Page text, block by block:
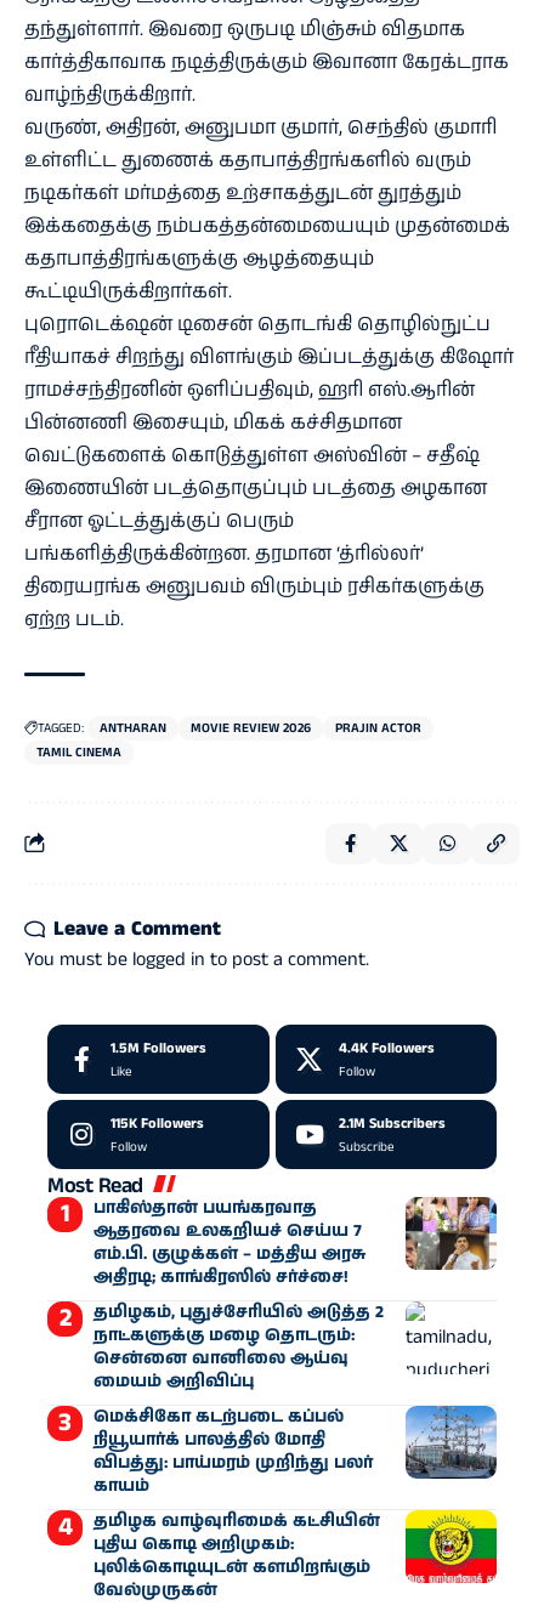
தந்துள்ளார். இவரை ஒருபடி மிஞ்சும் விதமாக
கார்த்திகாவாக நடித்திருக்கும் இவானா கேரக்டராக
வாழ்ந்திருக்கிறார்.
வருண், அதிரன், அனுபமா குமார், செந்தில் குமாரி
உள்ளிட்ட துணைக் கதாபாத்திரங்களில் வரும்
நடிகர்கள் மர்மத்தை உற்சாகத்துடன் துரத்தும்
இக்கதைக்கு நம்பகத்தன்மையையும் முதன்மைக்
கதாபாத்திரங்களுக்கு ஆழத்தையும்
கூட்டியிருக்கிறார்கள்.
புரொடெக்‌ஷன் டிசைன் தொடங்கி தொழில்நுட்ப
ரீதியாகச் சிறந்து விளங்கும் இப்படத்துக்கு கிஷோர்
ராமச்சந்திரனின் ஒளிப்பதிவும், ஹரி எஸ்.ஆரின்
பின்னணி இசையும், மிகக் கச்சிதமான
வெட்டுகளைக் கொடுத்துள்ள அஸ்வின் – சதீஷ்
இணையின் படத்தொகுப்பும் படத்தை அழகான
சீரான ஓட்டத்துக்குப் பெரும்
பங்களித்திருக்கின்றன. தரமான ‘த்ரில்லர்’
திரையரங்க அனுபவம் விரும்பும் ரசிகர்களுக்கு
ஏற்ற படம்.
TAGGED: ANTHARAN MOVIE REVIEW 2026
PRAJIN ACTOR
TAMIL CINEMA
Leave a Comment
You must be logged in to post a comment.
1.5M Followers
Like
4.4K Followers
Follow
115KFollowers
Follow
2.1M Subscribers
Subscribe
Most Read
பாகிஸ்தான் பயங்கரவாத
ஆதரவை உலகறியச் செய்ய 7
எம்.பி. குழுக்கள் – மத்திய அரசு
அதிரடி; காங்கிரஸில் சர்ச்சை!
தமிழகம், புதுச்சேரியில் அடுத்த 2
நாட்களுக்கு மழை தொடரும்:
சென்னை வானிலை ஆய்வு
மையம் அறிவிப்பு
மெக்சிகோ கடற்படை கப்பல்
நியூயார்க் பாலத்தில் மோதி
விபத்து: பாய்மரம் முறிந்து பலர்
காயம்
தமிழக வாழ்வுரிமைக் கட்சியின்
புதிய கொடி அறிமுகம்:
புலிக்கொடியுடன் களமிறங்கும்
வேல்முருகன்